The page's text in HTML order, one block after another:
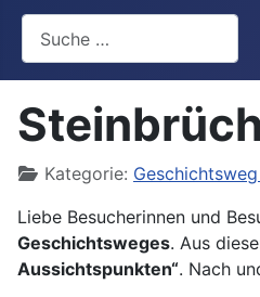
DetailsKategorie:
Liebe Besucherinnen und
Geschichtsweges. Aus
Aussichtspunkten“. Nach